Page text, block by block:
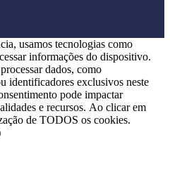
usamos tecnologias como
informações do dispositivo.
dados, como
identificadores exclusivos neste
pode impactar
e recursos. Ao clicar em
de TODOS os cookies.